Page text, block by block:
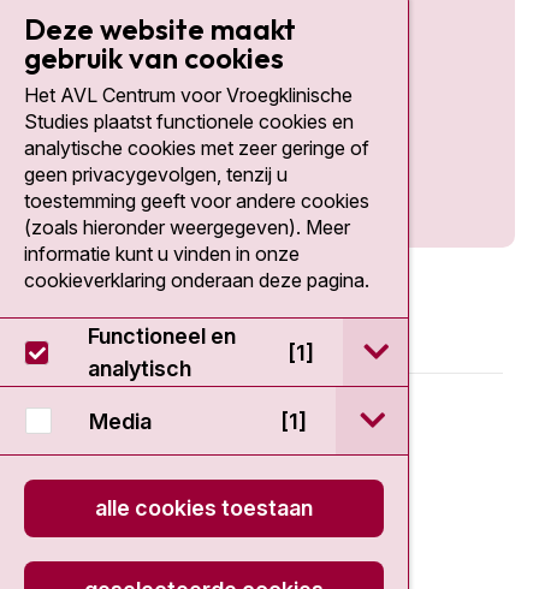
Social media
© 2026 - EDDC-NKI
Disclaimer
Deze website maakt
gebruik van cookies
Het AVL Centrum voor Vroegklinische
Studies plaatst functionele cookies en
analytische cookies met zeer geringe of
geen privacygevolgen, tenzij u
toestemming geeft voor andere cookies
(zoals hieronder weergegeven). Meer
informatie kunt u vinden in onze
cookieverklaring onderaan deze pagina.
Functioneel en
analytisch
[1] open / sluit
Media [1] open / sluit
alle cookies toestaan